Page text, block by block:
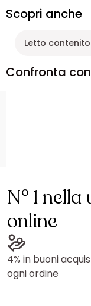
Scopri anche
Letto
Confronta
N° 1
online
4% in buoni
ogni ordine